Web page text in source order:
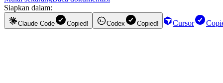
Siapkan dalam:
Claude Code Copied! Codex Copied! Cursor